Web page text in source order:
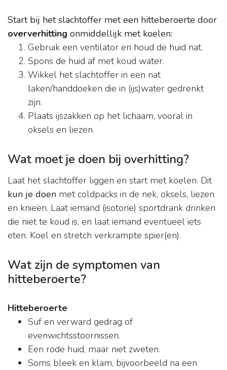
Start bij het slachtoffer met een hitteberoerte door
oververhitting onmiddellijk met koelen:
Gebruik een ventilator en houd de huid nat.
Spons de huid af met koud water.
Wikkel het slachtoffer in een nat
laken/handdoeken die in (ijs)water gedrenkt
zijn.
Plaats ijszakken op het lichaam, vooral in
oksels en liezen.
Wat moet je doen bij overhitting?
Laat het slachtoffer liggen en start met koelen. Dit
kun je doen met coldpacks in de nek, oksels, liezen
en knieën. Laat iemand (isotone) sportdrank drinken
die niet te koud is, en laat iemand eventueel iets
eten. Koel en stretch verkrampte spier(en).
Wat zijn de symptomen van
hitteberoerte?
Hitteberoerte
Suf en verward gedrag of
evenwichtsstoornissen.
Een rode huid, maar niet zweten.
Soms bleek en klam, bijvoorbeeld na een